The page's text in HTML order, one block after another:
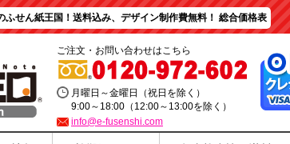
せん紙王国！送料込み、デザイン制作費無料！ 総合価格表
ご注文・お問い合わせはこちら
月曜日～金曜日（祝日を除く）
9:00～18:00（12:00～13:00を除く）
info@e-fusenshi.com